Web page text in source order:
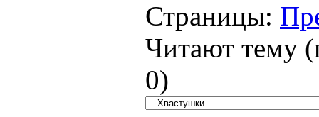
Страницы:
Читают тему
0)